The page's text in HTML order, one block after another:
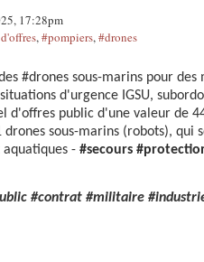
17:28pm
,#pompiers,#drones
#drones sous-marins pour des
d'urgence IGSU,
d'offres public d'une valeur de
sous-marins (robots), qui
- #secours
#contrat #militaire